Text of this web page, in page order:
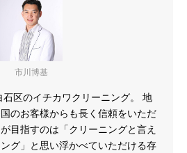
市川博基
区のイチカワクリーニング。 地
のお客様からも長く信頼をいただ
目指すのは「クリーニングと言え
グ」と思い浮かべていただける存